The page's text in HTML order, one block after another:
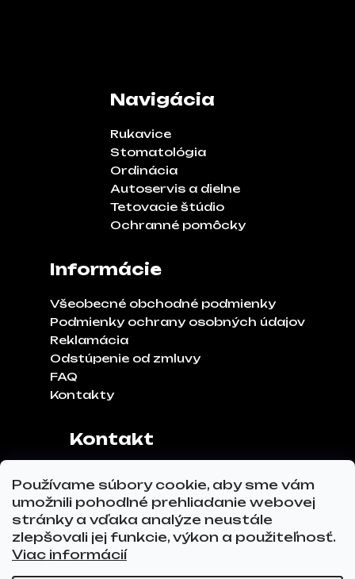
Používame súbory cookie, aby sme vám
umožnili pohodlné prehliadanie webovej
stránky a vďaka analýze neustále
zlepšovali jej funkcie, výkon a použiteľnosť.
Viac informácií
Navigácia
Rukavice
Stomatológia
Ordinácia
Autoservis a dielne
Tetovacie štúdio
Ochranné pomôcky
Informácie
Všeobecné obchodné podmienky
Podmienky ochrany osobných údajov
Reklamácia
Odstúpenie od zmluvy
FAQ
Kontakty
Kontakt
Hviezdoslavov
Tel.č.:0911 271 302
Email:info@glovez.sk